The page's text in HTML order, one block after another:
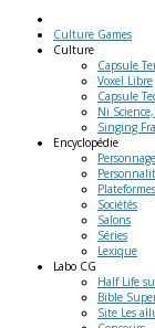
Culture Games
Culture
Capsule
Voxel Libre
Capsule
Ni
Singing
Encyclopédie
Plateformes
Sociétés
Salons
Séries
Lexique
Labo CG
Half Life
Bible
Site Les